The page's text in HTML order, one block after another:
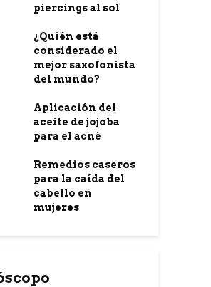
piercings al sol
¿Quién está
considerado el
mejor saxofonista
del mundo?
Aplicación del
aceite de jojoba
para el acné
Remedios caseros
para la caída del
cabello en
mujeres